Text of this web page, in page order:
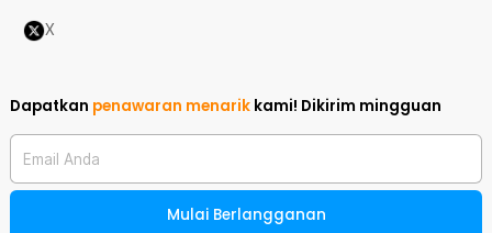
X
Dapatkan penawaran menarik kami! Dikirim mingguan
Email Anda
Mulai Berlangganan